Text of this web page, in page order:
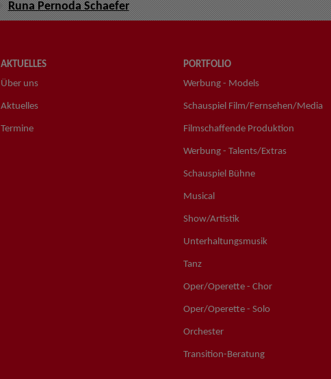
Runa Pernoda Schaefer
AKTUELLES
Über uns
Aktuelles
Termine
PORTFOLIO
Werbung - Models
Schauspiel Film/Fernsehen/Media
Filmschaffende Produktion
Werbung - Talents/Extras
Schauspiel Bühne
Musical
Show/Artistik
Unterhaltungsmusik
Tanz
Oper/Operette - Chor
Oper/Operette - Solo
Orchester
Transition-Beratung